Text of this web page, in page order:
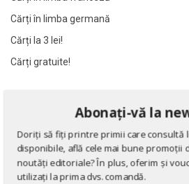
Al. Dumitrescu
Alain Besancon
Alain Bombard
Alain Danielou
Al. Dumitrescu
Alain Besancon
Alain Bombard
Alain Danielou
Cărți în limba germană
Cărți la 3 lei!
Cărți gratuite!
Eseuri
de Emil Cioran
Abonați-vă la
Doriți să fiți printre primii care consultă
disponibile, află cele mai bune promoții
noutăți editoriale? În plus, oferim și
utilizați la prima dvs. comandă.